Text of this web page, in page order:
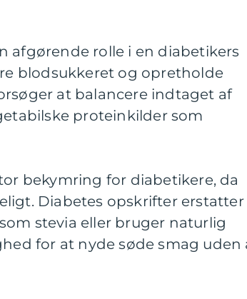
afgørende rolle i en diabetikers
blodsukkeret og opretholde
at balancere indtaget af
proteinkilder som
bekymring for diabetikere, da
Diabetes opskrifter erstatter
stevia eller bruger naturlig
for at nyde søde smag uden